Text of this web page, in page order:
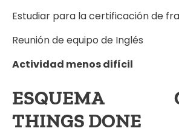
Estudiar para la certificación de
Reunión de equipo de Inglés
Actividad menos difícil
ESQUEMA
THINGS DONE